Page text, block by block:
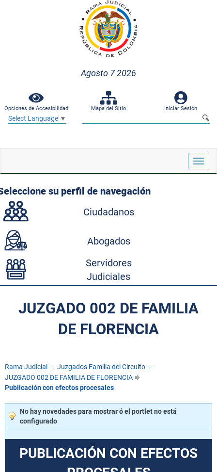
Agosto 7 2026
Opciones de Accesibilidad Mapa del Sitio Iniciar Sesión
Select Language ▼
su perfil de navegación
Ciudadanos
Abogados
Servidores
Judiciales
JUZGADO 002 DE FAMILIA
DE FLORENCIA
Rama Judicial
Juzgados Familia del Circuito
JUZGADO 002 DE FAMILIA DE FLORENCIA
Publicación con efectos procesales
No hay novedades para mostrar ó el portlet no está
configurado
PUBLICACIÓN CON EFECTOS